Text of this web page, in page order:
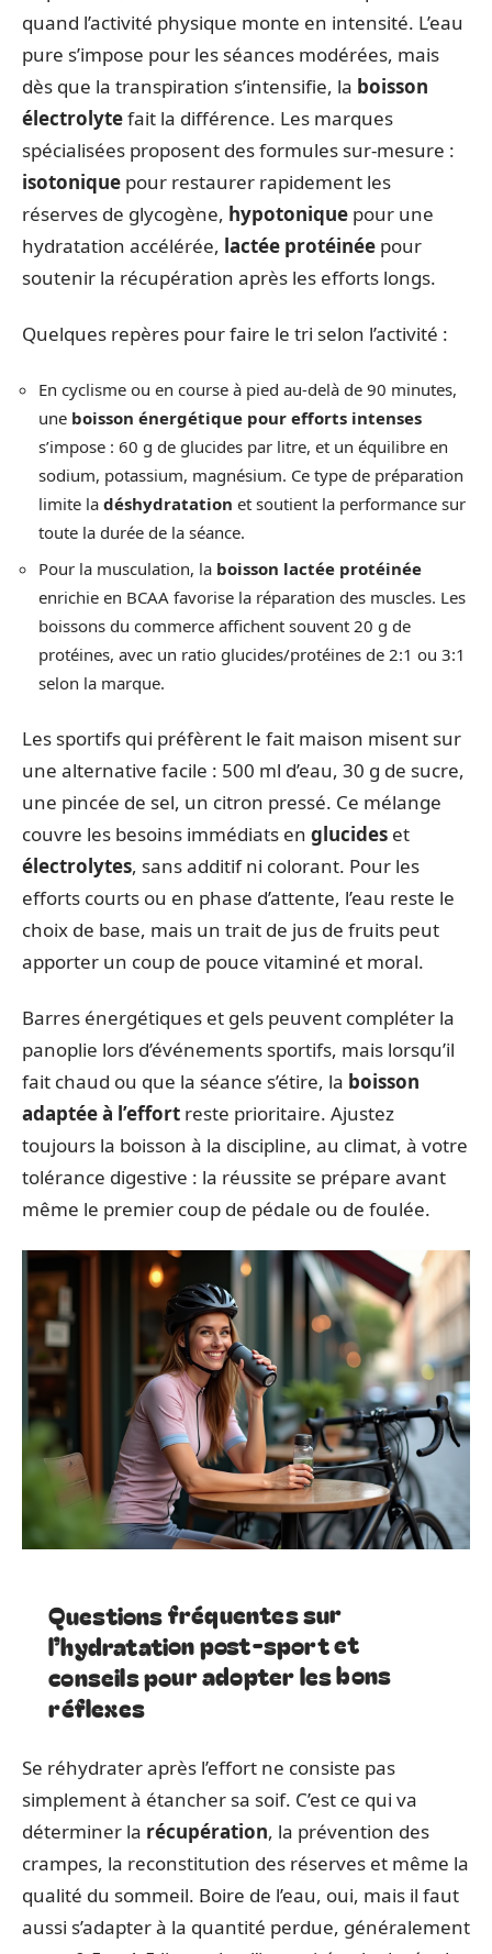
quand l’activité physique monte en intensité. L’eau
pure s’impose pour les séances modérées, mais
dès que la transpiration s’intensifie, la boisson
électrolytefait la différence. Les marques
spécialisées proposent des formules sur-mesure :
isotonique pour restaurer rapidement les
réserves de glycogène, hypotonique pour une
hydratation accélérée, lactée protéinée pour
soutenir la récupération après les efforts longs.
Quelques repères pour faire le tri selon l’activité :
En cyclisme ou en course à pied au-delà de 90 minutes,
une boisson énergétique pour efforts intenses
s’impose : 60 g de glucides par litre, et un équilibre en
sodium, potassium, magnésium. Ce type de préparation
limite la déshydratation et soutient la performance sur
toute la durée de la séance.
Pour la musculation, la boisson lactée protéinée
enrichie en BCAA favorise la réparation des muscles. Les
boissons du commerce affichent souvent 20 g de
protéines, avec un ratio glucides/protéines de 2:1 ou 3:1
selon la marque.
Les sportifs qui préfèrent le fait maison misent sur
une alternative facile : 500 ml d’eau, 30 g de sucre,
une pincée de sel, un citron pressé. Ce mélange
couvre les besoins immédiats en glucides et
électrolytes, sans additif ni colorant. Pour les
efforts courts ou en phase d’attente, l’eau reste le
choix de base, mais un trait de jus de fruits peut
apporter un coup de pouce vitaminé et moral.
Barres énergétiques et gels peuvent compléter la
panoplie lors d’événements sportifs, mais lorsqu’il
fait chaud ou que la séance s’étire, la boisson
adaptée à l’effort reste prioritaire. Ajustez
toujours la boisson à la discipline, au climat, à votre
tolérance digestive : la réussite se prépare avant
même le premier coup de pédale ou de foulée.
Questions fréquentes sur
l’hydratation post-sport et
conseils pour adopter les bons
réflexes
Se réhydrater après l’effort ne consiste pas
simplement à étancher sa soif. C’est ce qui va
déterminer la récupération, la prévention des
crampes, la reconstitution des réserves et même la
qualité du sommeil. Boire de l’eau, oui, mais il faut
aussi s’adapter à la quantité perdue, généralement